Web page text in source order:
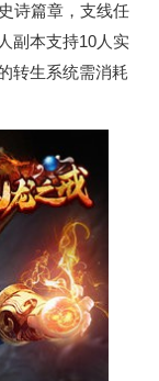
诗篇章，支线任
副本支持10人实
转生系统需消耗